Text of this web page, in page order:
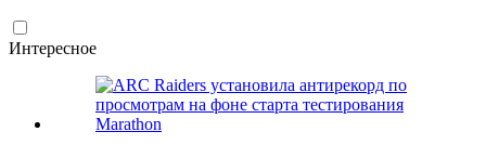
Интересное